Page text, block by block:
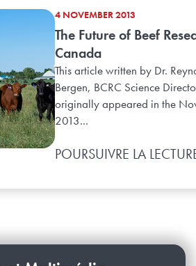
4 NOVEMBER 2013
The Future of Beef
Canada
This article written by Dr.
Bergen, BCRC Science
originally appeared in the
2013...
POURSUIVRE LA